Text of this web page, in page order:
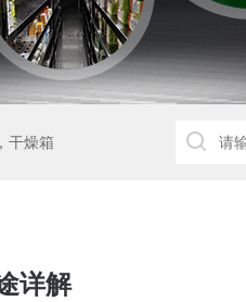
干燥箱
详解